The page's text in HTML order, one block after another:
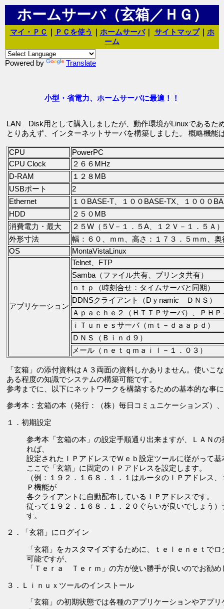
ホームサーバ（玄箱／ＨＧ）
マイ・ＰＣ ＰＣを使う ホームサーバ｜ サイトマップ｜ ホ
ーム
Powered by Translate
小型・省電力、ホームサーバに最適！！
LAN Disk用として購入しましたが、動作環境がLinuxであるた
とりあえず、インターネットサーバを構築しました。 概略機能
CPU
PowerPC
CPU Clock
２６６MHz
D-RAM
１２８MB
USBポート
2
Ethernet
１０BASE-T、１００BASE-TX、１０００
HDD
２５０MB
消費電力・最大
２５W（５V－１．５A、１２Ｖ－１．５Ａ）
外形寸法
幅：６０、ｍｍ、高さ：１７３．５ｍｍ、
OS
MontaVistaLinux
アプリケーション
Telnet、FTP
Samba（ファイル共有、プリンタ共有）
ｎｔｐ（時刻合せ：タイムサーバと同期）
DDNSクライアント（Dｙnamic ＤＮＳ）
Ａｐａｃｈｅ２（ＨＴＴＰサーバ）、ＰＨ
ｉＴｕｎｅｓサーバ（ｍｔ－ｄａａｐｄ）
ＤＮＳ（Ｂｉｎｄ９）
メール（ｎｅｔｑｍａｉｌ－１．０３）
「玄箱」の添付資料はＡ３両面の資料しかありません。使いこ
ある程度の知識でシステムの構築可能です。
参考までに、以下にネットワークを構築するための基本的な事
参考本：玄箱の本（発行：（株）毎日コミュニケーションズ）
１．初期設定
参考本「玄箱の本」の設定手順通り出来ますが、ＬＡＮ
れば、
設定されたＩＰアドレスでＷｅｂ設定ツールに従がって
ここで「玄箱」に固定のＩＰアドレスを設定します。
（例：１９２．１６８．１．１はルータのＩＰアドレス
Ｐ機能が
各クライアントに自動配布しているＩＰアドレスです。
従って１９２．１６８．１．２０ぐらいが良いでしょう
す。
２．「玄箱」にログイン
「玄箱」をカスタマイズするために、ｔｅｌｅｎｅｔで
可能ですが、
「Ｔｅｒａ Ｔｅｒｍ」の方が使い勝手が良いのでお勧
３．Ｌｉｎｕｘツールのインストール
「玄箱」の初期状態では各種のアプリケーションやアプ